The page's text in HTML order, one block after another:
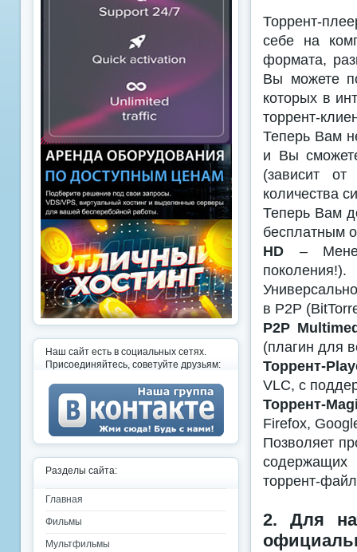
Торрент-
себе на
формата,
Вы можете
которых в
торрент-
Теперь Вам
и Вы
(зависит
количества
Теперь Вам
бесплатным
HD –
поколения!).
в P2P
P2P
(плагин для
Торрент-
VLC, с
Торрент-
Firefox,
Позволяет
содержащих
торрент-
2. Для
Наш сайт есть в социальных сетях.
Присоединяйтесь, советуйте друзьям:
Разделы сайта:
Главная
Фильмы
Мультфильмы